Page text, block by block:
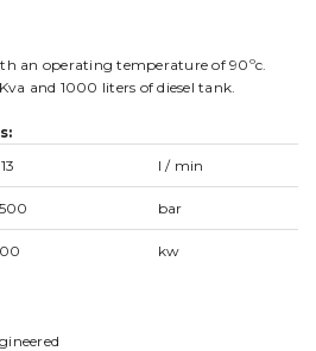
an operating temperature of 90ºc.
and 1000 liters of diesel tank.
l / min
bar
kw